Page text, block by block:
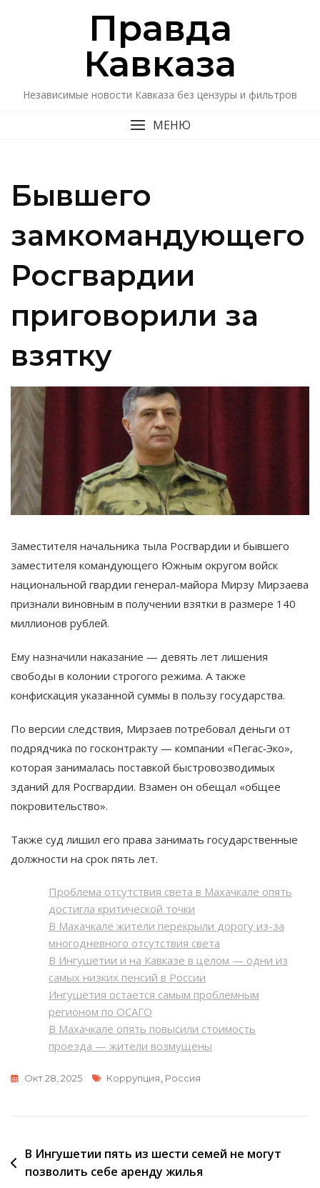
Правда
Кавказa
Независимые новости Кавказа без цензуры и фильтров
МЕНЮ
Бывшего
замкомандующего
Росгвардии
приговорили за
взятку
Заместителя начальника тыла Росгвардии и бывшего
заместителя командующего Южным округом войск
национальной гвардии генерал-майора Мирзу Мирзаева
признали виновным в получении взятки в размере 140
миллионов рублей.
Ему назначили наказание — девять лет лишения
свободы в колонии строгого режима. А также
конфискация указанной суммы в пользу государства.
По версии следствия, Мирзаев потребовал деньги от
подрядчика по госконтракту — компании «Пегас‑Эко»,
которая занималась поставкой быстровозводимых
зданий для Росгвардии. Взамен он обещал «общее
покровительство».
Также суд лишил его права занимать государственные
должности на срок пять лет.
Проблема отсутствия света в Махачкале опять
достигла критической точки
В Махачкале жители перекрыли дорогу из-за
многодневного отсутствия света
В Ингушетии и на Кавказе в целом — одни из
самых низких пенсий в России
Ингушетия остается самым проблемным
регионом по ОСАГО
В Махачкале опять повысили стоимость
проезда — жители возмущены
Окт 28, 2025 Метки
Коррупция Россия
Навигация
по
В Ингушетии пять из шести семей не могут
позволить себе аренду жилья